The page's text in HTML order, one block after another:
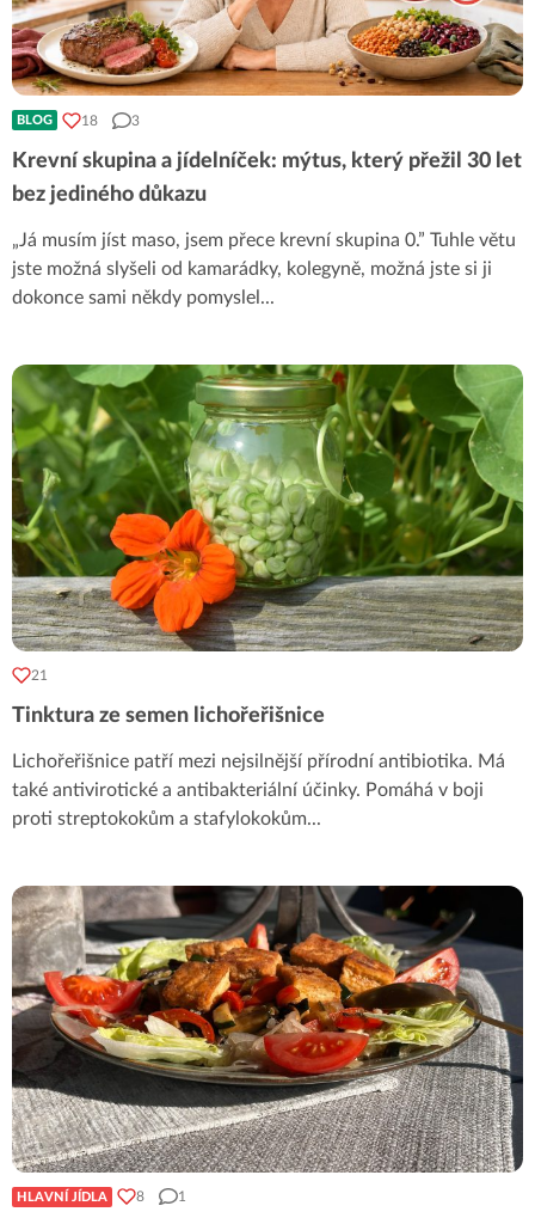
BLOG 18 3
Krevní skupina a jídelníček: mýtus, který přežil 30 let
bez jediného důkazu
„Já musím jíst maso, jsem přece krevní skupina 0.” Tuhle větu
jste možná slyšeli od kamarádky, kolegyně, možná jste si ji
dokonce sami někdy pomyslel ...
21
Tinktura ze semen lichořeřišnice
Lichořeřišnice patří mezi nejsilnější přírodní antibiotika. Má
také antivirotické a antibakteriální účinky. Pomáhá v boji
proti streptokokům a stafylokokům...
HLAVNÍ JÍDLA 8 1